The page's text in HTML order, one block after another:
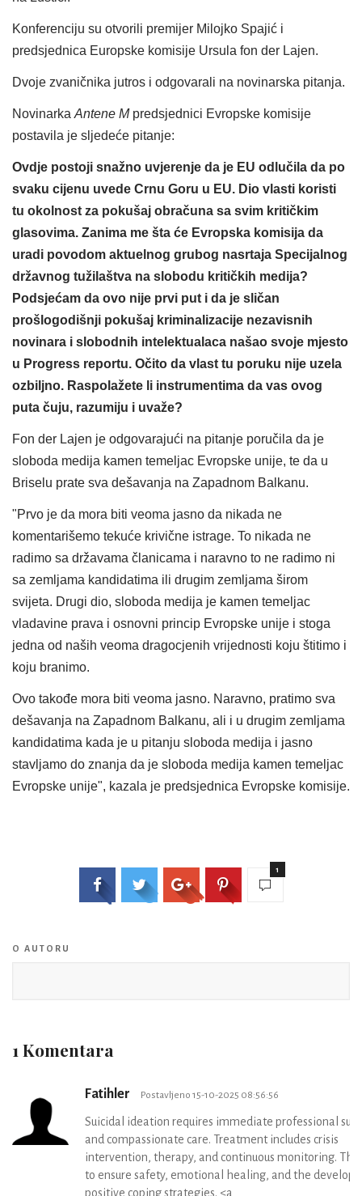
Konferenciju su otvorili premijer Milojko Spajić i
predsjednica Europske komisije Ursula fon der Lajen.
Dvoje zvaničnika jutros i odgovarali na novinarska pitanja.
Novinarka Antene Mpredsjednici Evropske komisije
postavila je sljedeće pitanje:
Ovdje postoji snažno uvjerenje da je EU odlučila da po
svaku cijenu uvede Crnu Goru u EU. Dio vlasti koristi
tu okolnost za pokušaj obračuna sa svim kritičkim
glasovima. Zanima me šta će Evropska komisija da
uradi povodom aktuelnog grubog nasrtaja Specijalnog
državnog tužilaštva na slobodu kritičkih medija?
Podsjećam da ovo nije prvi put i da je sličan
prošlogodišnji pokušaj kriminalizacije nezavisnih
novinara i slobodnih intelektualaca našao svoje mjesto
u Progress reportu. Očito da vlast tu poruku nije uzela
ozbiljno. Raspolažete li instrumentima da vas ovog
puta čuju, razumiju i uvaže?
Fon der Lajen je odgovarajući na pitanje poručila da je
sloboda medija kamen temeljac Evropske unije, te da u
Briselu prate sva dešavanja na Zapadnom Balkanu.
"Prvo je da mora biti veoma jasno da nikada ne
komentarišemo tekuće krivične istrage. To nikada ne
radimo sa državama članicama i naravno to ne radimo ni
sa zemljama kandidatima ili drugim zemljama širom
svijeta. Drugi dio, sloboda medija je kamen temeljac
vladavine prava i osnovni princip Evropske unije i stoga
jedna od naših veoma dragocjenih vrijednosti koju štitimo i
koju branimo.
Ovo takođe mora biti veoma jasno. Naravno, pratimo sva
dešavanja na Zapadnom Balkanu, ali i u drugim zemljama
kandidatima kada je u pitanju sloboda medija i jasno
stavljamo do znanja da je sloboda medija kamen temeljac
Evropske unije", kazala je predsjednica Evropske komisije.
1
O AUTORU
1 Komentara
Fatihler Postavljeno 15-10-2025 08:56:56
Suicidal ideation requires immediate professional
and compassionate care. Treatment includes crisis
intervention, therapy, and continuous monitoring. The
to ensure safety, emotional healing, and the
positive coping strategies. <a